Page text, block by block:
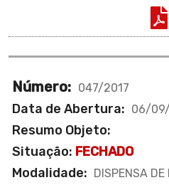
Número: 047/2017
Data de Abertura: 06/
Resumo Objeto:
Situação: FECHADO
Modalidade: DISPENSA